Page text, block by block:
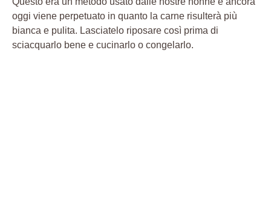
oggi viene perpetuato in quanto la carne risulterà più
bianca e pulita. Lasciatelo riposare così prima di
sciacquarlo bene e cucinarlo o congelarlo.